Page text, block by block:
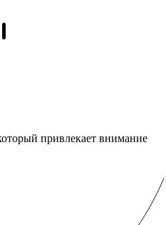
привлекает внимание